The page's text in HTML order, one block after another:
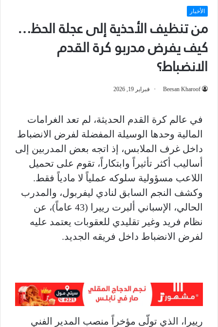
الأخبار
من تنظيف الأحذية إلى عجلة الحظ…
كيف يفرض مدربو كرة القدم
الانضباط؟
Beesan Kharoof فبراير 19, 2026
في عالم كرة القدم الحديثة، لم تعد الغرامات
المالية وحدها الوسيلة المفضلة لفرض الانضباط
داخل غرف الملابس، إذ اتجه بعض المدربين إلى
أساليب أكثر تأثيراً وابتكاراً، تقوم على تحميل
اللاعب مسؤولية سلوكه عملياً لا مادياً فقط.
وكشف النجم السابق لنادي ليفربول، والمدرب
الحالي، الإسباني ألبرت رييرا (43 عاماً)، عن
نظام فريد وغير تقليدي للعقوبات يعتمد عليه
لفرض الانضباط داخل فريقه الجديد.
رييرا، الذي تولّى مؤخراً منصب المدير الفني